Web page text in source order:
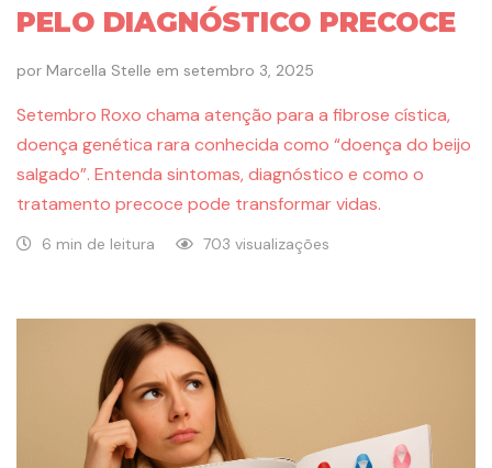
PELO DIAGNÓSTICO PRECOCE
por Marcella Stelle em setembro 3, 2025
Setembro Roxo chama atenção para a fibrose cística,
doença genética rara conhecida como “doença do beijo
salgado”. Entenda sintomas, diagnóstico e como o
tratamento precoce pode transformar vidas.
6 min de leitura 703 visualizações